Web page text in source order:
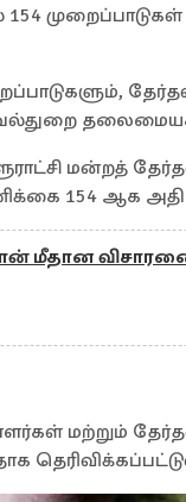
மன்றத்
154 ஆக
மீதான
மற்றும்